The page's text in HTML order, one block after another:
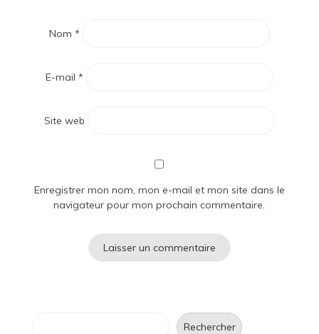
Nom *
E-mail *
Site web
Enregistrer mon nom, mon e-mail et mon site dans le
navigateur pour mon prochain commentaire.
Rechercher